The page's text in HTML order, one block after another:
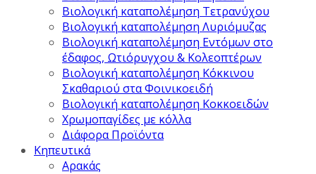
Βιολογική καταπολέμηση Τετρανύχου
Βιολογική καταπολέμηση Λυριόμυζας
Βιολογική καταπολέμηση Εντόμων στο
έδαφος, Ωτιόρυγχου & Κολεοπτέρων
Βιολογική καταπολέμηση Κόκκινου
Σκαθαριού στα Φοινικοειδή
Βιολογική καταπολέμηση Κοκκοειδών
Χρωμοπαγίδες με κόλλα
Διάφορα Προϊόντα
Κηπευτικά
Αρακάς